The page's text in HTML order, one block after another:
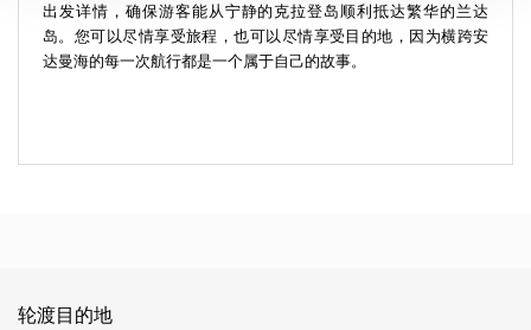
出发详情，确保游客能从宁静的克拉登岛顺利抵达繁华的兰达
岛。您可以尽情享受旅程，也可以尽情享受目的地，因为横跨安
达曼海的每一次航行都是一个属于自己的故事。
轮渡目的地